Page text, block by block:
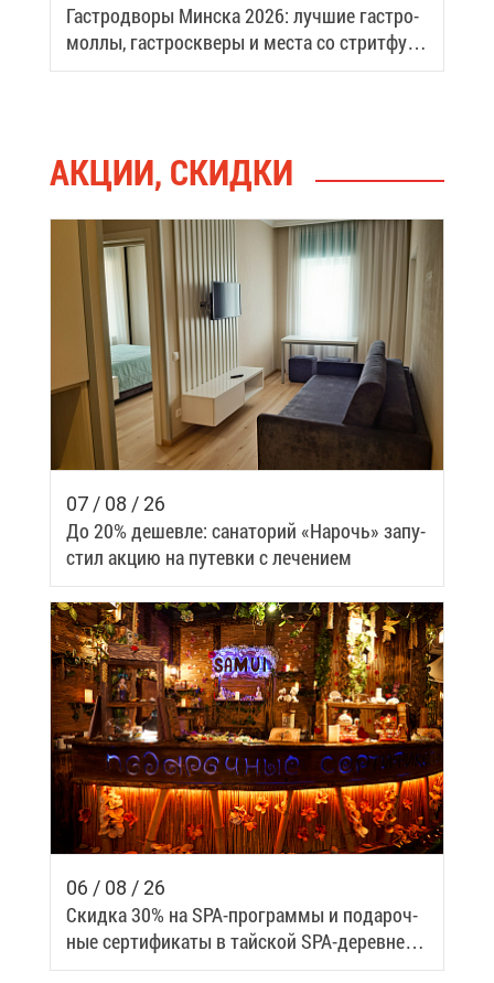
Га­стро­дво­ры Мин­ска 2026: луч­шие га­стро­
мол­лы, га­стро­скве­ры и ме­ста со стрит­фу­
дом
АК­ЦИИ, СКИД­КИ
07 / 08 / 26
До 20% де­шев­ле: са­на­то­рий «На­рочь» за­пу­
стил ак­цию на пу­тев­ки с ле­че­ни­ем
06 / 08 / 26
Скид­ка 30% на SPA-про­грам­мы и по­да­роч­
ные сер­ти­фи­ка­ты в тай­ской SPA-де­ревне
Samui